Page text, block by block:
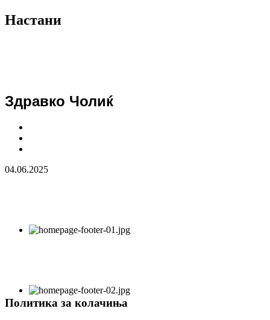
Настани
Здравко Чолиќ
04.06.2025
Политика за колачиња